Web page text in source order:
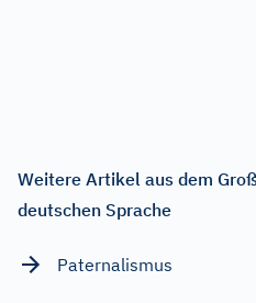
Weitere Artikel aus dem
deutschen Sprache
Paternalismus